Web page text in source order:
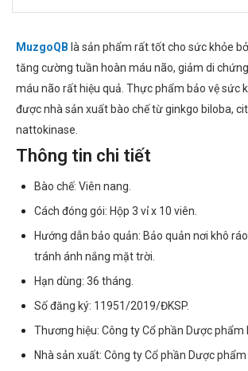
MuzgoQB là sản phẩm rất tốt cho sức khỏe
tăng cường tuần hoàn máu não, giảm di
máu não rất hiệu quả. Thực phẩm bảo vệ sức
được nhà sản xuất bào chế từ ginkgo biloba,
nattokinase.
Thông tin chi tiết
Bào chế: Viên nang.
Cách đóng gói: Hộp 3 vỉ x 10 viên.
Hướng dẫn bảo quản: Bảo quản nơi khô
tránh ánh nắng mặt trời.
Hạn dùng: 36 tháng.
Số đăng ký: 11951/2019/ĐKSP.
Thương hiệu: Công ty Cổ phần Dược phẩm
Nhà sản xuất: Công ty Cổ phần Dược